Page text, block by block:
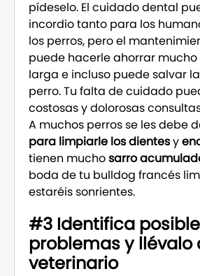
pídeselo. El cuidado dental
incordio tanto para los
los perros, pero el
puede hacerle ahorrar
larga e incluso puede salvar
perro. Tu falta de cuidado
costosas y dolorosas
A muchos perros se les debe
para limpiarle los dientesy
tienen muchosarro
boda de tu bulldog francés
estaréis sonrientes.
#3 Identifica
problemas y llévalo
veterinario